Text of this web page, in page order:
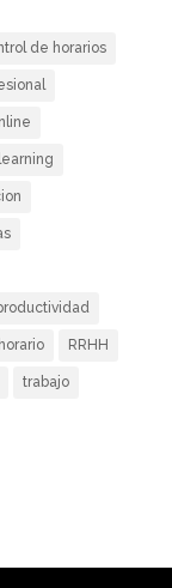
de horarios
RRHH
trabajo